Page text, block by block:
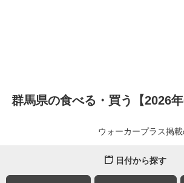
群馬県の食べる・買う【2026年
ウォーカープラス掲
日付から探す